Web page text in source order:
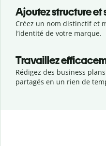
Ajoutez structure et
Créez un nom distinctif et
l’identité de votre marque.
Travaillez
Rédigez des business
partagés en un rien de